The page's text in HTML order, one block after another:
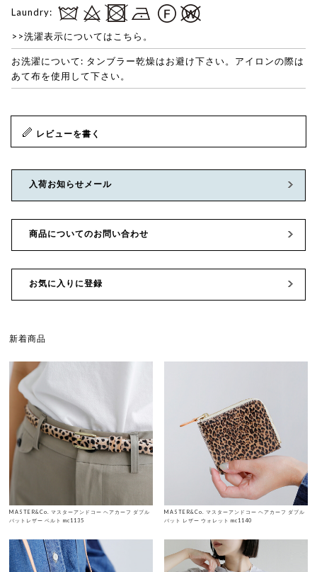
Laundry:
>>洗濯表示についてはこちら。
お洗濯について: タンブラー乾燥はお避け下さい。アイロンの際は
あて布を使用して下さい。
レビューを書く
入荷お知らせメール
商品についてのお問い合わせ
お気に入りに登録
新着商品
MASTER&Co. マスターアンドコー ヘアカーフ ダブル
バットレザー ベルト mc1135
MASTER&Co. マスターアンドコー ヘアカーフ ダブル
バット レザー ウォレット mc1140